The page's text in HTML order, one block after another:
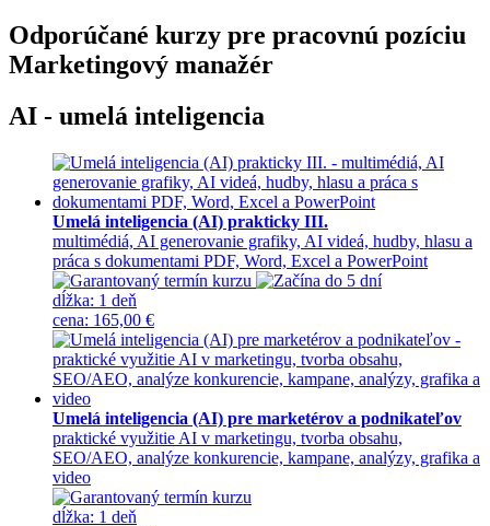
Odporúčané kurzy pre pracovnú pozíciu
Marketingový manažér
AI - umelá inteligencia
Umelá inteligencia (AI) prakticky III.
multimédiá, AI generovanie grafiky, AI videá, hudby, hlasu a
práca s dokumentami PDF, Word, Excel a PowerPoint
dĺžka: 1 deň
cena: 165,00 €
Umelá inteligencia (AI) pre marketérov a podnikateľov
praktické využitie AI v marketingu, tvorba obsahu,
SEO/AEO, analýze konkurencie, kampane, analýzy, grafika a
video
dĺžka: 1 deň